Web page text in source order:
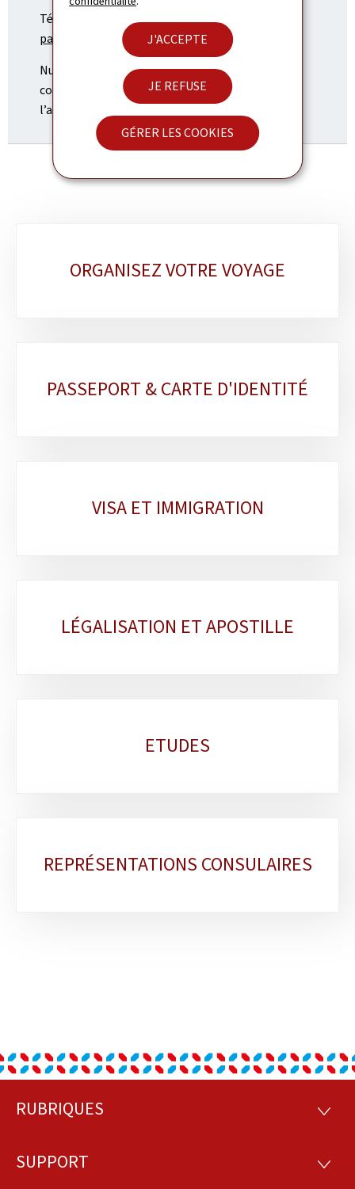
J'ACCEPTE
JE REFUSE
GÉRER LES COOKIES
Tél: +33 (0)1 45 55 13 37
paris.consulat@mae.etat.lu
Numéro de la permanence, en cas d'urgence, y
compris en dehors des heures d’ouverture de
l’ambassade : +352 247 72300
rubriquesORGANISEZ VOTRE VOYAGE
PASSEPORT & CARTE D'IDENTITÉ
VISA ET IMMIGRATION
LÉGALISATION ET APOSTILLE
ETUDES
REPRÉSENTATIONS CONSULAIRES
Pied
page
RUBRIQUES
SUPPORT